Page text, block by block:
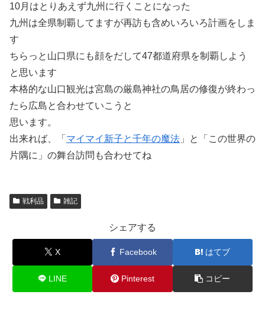
10月はとりあえず九州に行くことになった
九州は全県制覇してますが再訪も含めいろいろ計画をしま
す
ちらっと山口県にも顔をだして47都道府県を制覇しよう
と思います
本格的な山口観光は宮島の厳島神社の鳥居の修復が終わっ
たら広島と合わせていこうと
思います。
出来れば、「 マイマイ新子と千年の魔法 」と「この世界の
片隅に」の舞台訪問も合わせてね
戦利品 雑記
シェアする
X Facebook はてブ
LINE Pinterest コピー